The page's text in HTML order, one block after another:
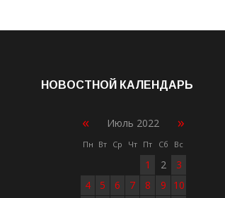
НОВОСТНОЙ КАЛЕНДАРЬ
« Июль 2022 »
Пн Вт Ср Чт Пт Сб Вс
1 2
3
4
5 6 7 8 9
10